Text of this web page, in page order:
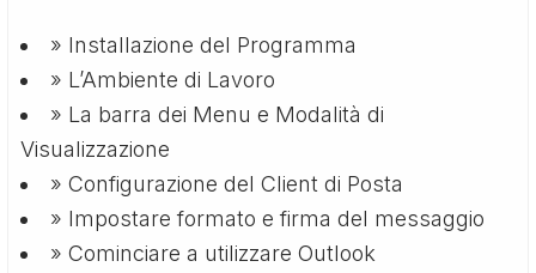
» Installazione del Programma
» L’Ambiente di Lavoro
» La barra dei Menu e Modalità di
Visualizzazione
» Configurazione del Client di Posta
» Impostare formato e firma del messaggio
» Cominciare a utilizzare Outlook